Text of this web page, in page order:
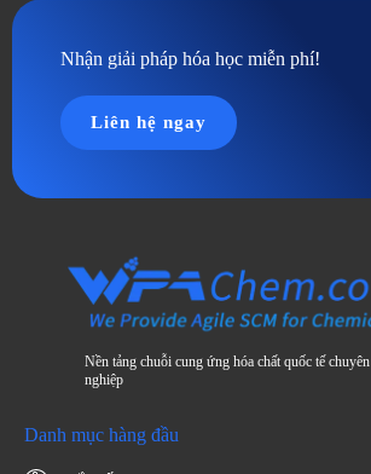
Nhận giải pháp hóa học miễn phí!
Liên hệ ngay
Nền tảng chuỗi cung ứng hóa chất quốc tế chuyên
nghiệp
Danh mục hàng đầu